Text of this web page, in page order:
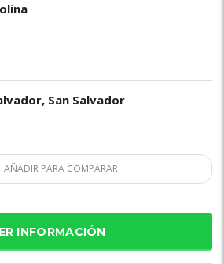
San Salvador
AÑADIR PARA COMPARAR
INFORMACIÓN